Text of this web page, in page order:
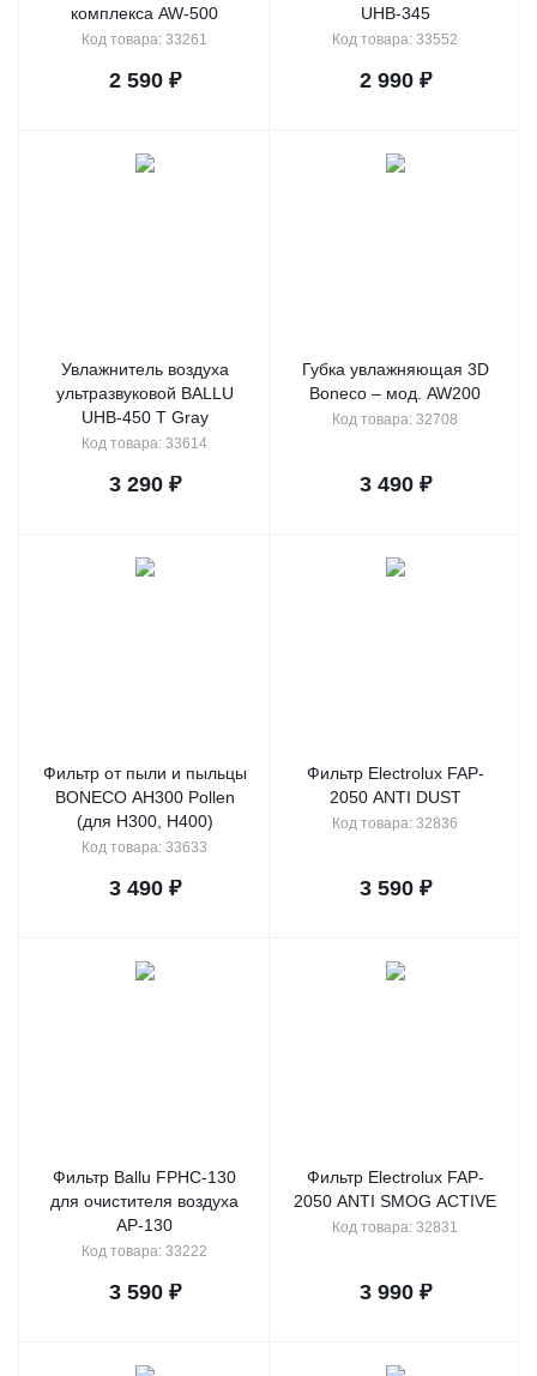
комплекса AW-500
Код товара: 33261
2 590₽
UHB-345
Код товара: 33552
2 990₽
Увлажнитель воздуха
ультразвуковой BALLU
UHB-450 T Gray
Код товара: 33614
3 290₽
Губка увлажняющая 3D
Boneco – мод. AW200
Код товара: 32708
3 490₽
Фильтр от пыли и пыльцы
BONECO AH300 Pollen
(для H300, H400)
Код товара: 33633
3 490₽
Фильтр Electrolux FAP-
2050 ANTI DUST
Код товара: 32836
3 590₽
Фильтр Ballu FPHC-130
для очистителя воздуха
AP-130
Код товара: 33222
3 590₽
Фильтр Electrolux FAP-
2050 ANTI SMOG ACTIVE
Код товара: 32831
3 990₽